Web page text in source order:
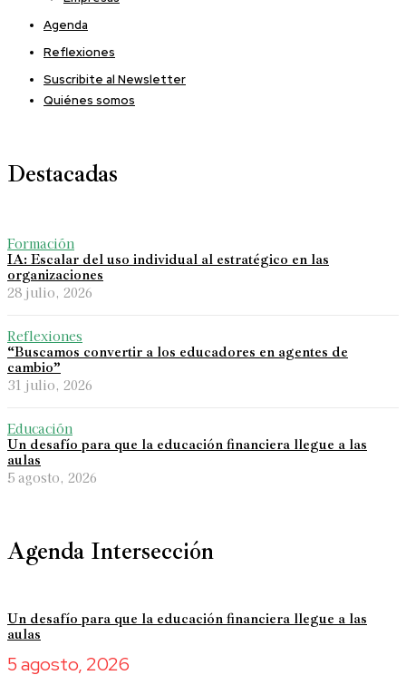
Agenda
Reflexiones
Suscribite al Newsletter
Quiénes somos
Destacadas
Formación
IA: Escalar del uso individual al estratégico en las
organizaciones
28 julio, 2026
Reflexiones
“Buscamos convertir a los educadores en agentes de
cambio”
31 julio, 2026
Educación
Un desafío para que la educación financiera llegue a las
aulas
5 agosto, 2026
Agenda Intersección
Un desafío para que la educación financiera llegue a las
aulas
5 agosto, 2026